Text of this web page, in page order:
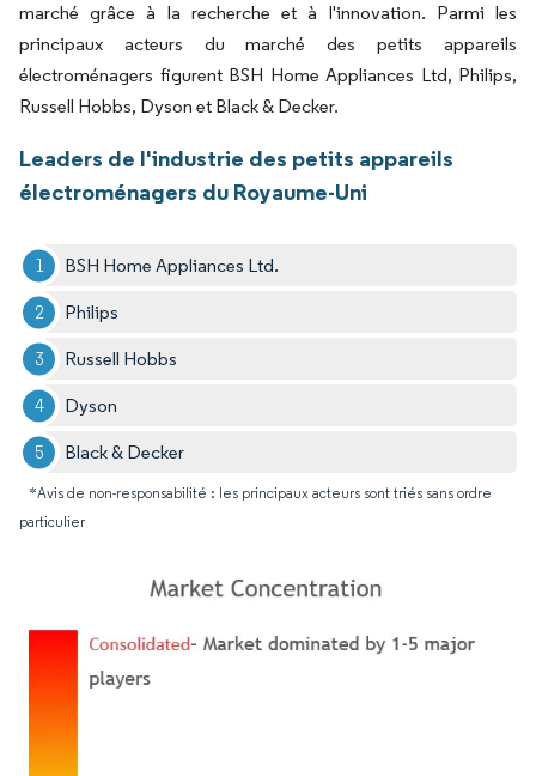
marché grâce à la recherche et à l'innovation. Parmi les
principaux acteurs du marché des petits appareils
électroménagers figurent BSH Home Appliances Ltd, Philips,
Russell Hobbs, Dyson et Black & Decker.
Leaders de l'industrie des petits appareils
électroménagers du Royaume-Uni
BSH Home Appliances Ltd.
Philips
Russell Hobbs
Dyson
Black & Decker
*Avis de non-responsabilité : les principaux acteurs sont triés sans ordre
particulier